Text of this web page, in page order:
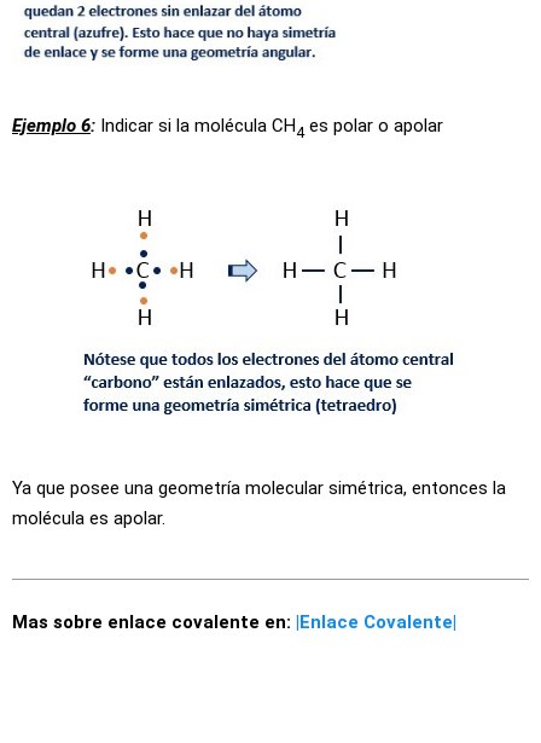
Ejemplo 6: Indicar si la molécula CH4 es polar o apolar
Ya que posee una geometría molecular simétrica, entonces la
molécula es apolar.
Mas sobre enlace covalente en: |Enlace Covalente|